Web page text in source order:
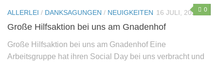
Gnadenhof-Maskottchen bestellen
Kontakt/Öffnungszeiten
0
ALLERLEI / DANKSAGUNGEN / NEUIGKEITEN 16 JULI, 2025
Große Hilfsaktion bei uns am Gnadenhof
Große Hilfsaktion bei uns am Gnadenhof Eine
Arbeitsgruppe hat ihren Social Day bei uns verbracht und